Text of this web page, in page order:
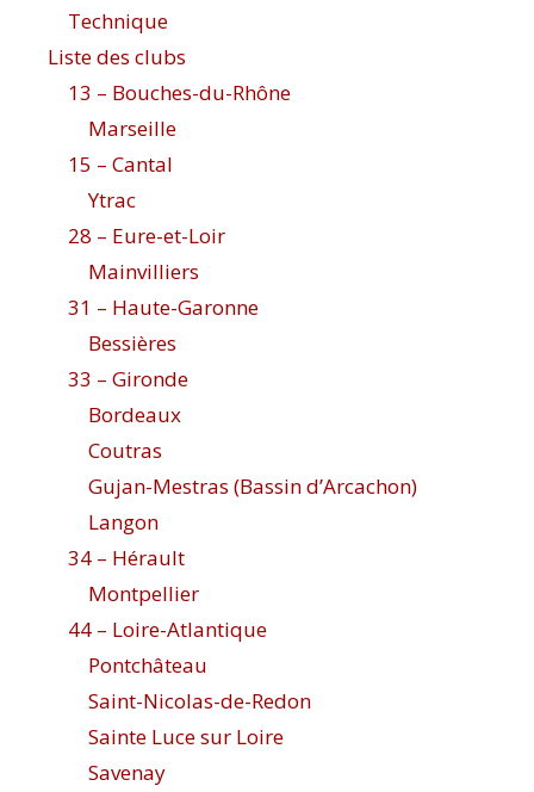
Technique
Liste des clubs
13 – Bouches-du-Rhône
Marseille
15 – Cantal
Ytrac
28 – Eure-et-Loir
Mainvilliers
31 – Haute-Garonne
Bessières
33 – Gironde
Bordeaux
Coutras
Gujan-Mestras (Bassin d’Arcachon)
Langon
34 – Hérault
Montpellier
44 – Loire-Atlantique
Pontchâteau
Saint-Nicolas-de-Redon
Sainte Luce sur Loire
Savenay